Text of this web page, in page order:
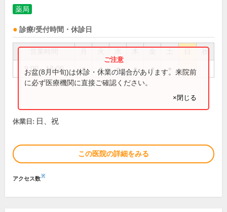
薬局
診療/受付時間・休診日
祝
9:00～18:00 ● ● ● ● ●
お盆(8月中旬)は休診・休業の場合があります。来院前
に必ず医療機関に直接ご確認ください。
×閉じる
休業日: 日、祝
この医院の詳細をみる
アクセス数※